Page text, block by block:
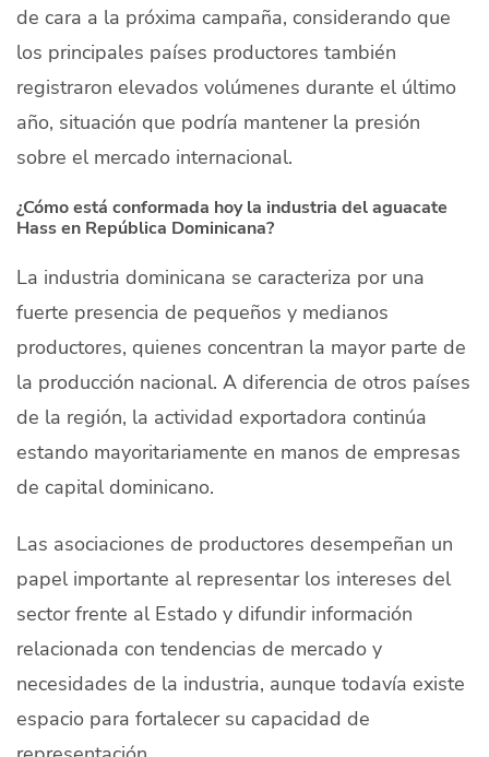
de cara a la próxima campaña, considerando que
los principales países productores también
registraron elevados volúmenes durante el último
año, situación que podría mantener la presión
sobre el mercado internacional.
¿Cómo está conformada hoy la industria del aguacate
Hass en República Dominicana?
La industria dominicana se caracteriza por una
fuerte presencia de pequeños y medianos
productores, quienes concentran la mayor parte de
la producción nacional. A diferencia de otros países
de la región, la actividad exportadora continúa
estando mayoritariamente en manos de empresas
de capital dominicano.
Las asociaciones de productores desempeñan un
papel importante al representar los intereses del
sector frente al Estado y difundir información
relacionada con tendencias de mercado y
necesidades de la industria, aunque todavía existe
espacio para fortalecer su capacidad de